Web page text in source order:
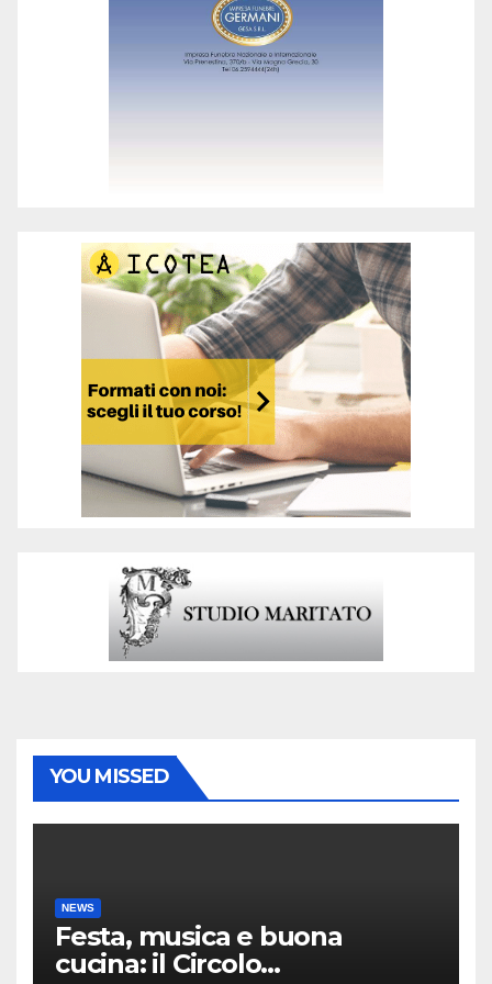
YOU MISSED
NEWS
Festa, musica e buona
cucina: il Circolo